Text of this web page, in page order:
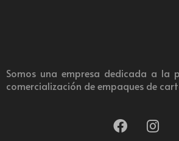
Somos una empresa dedicada a la
comercialización de empaques de